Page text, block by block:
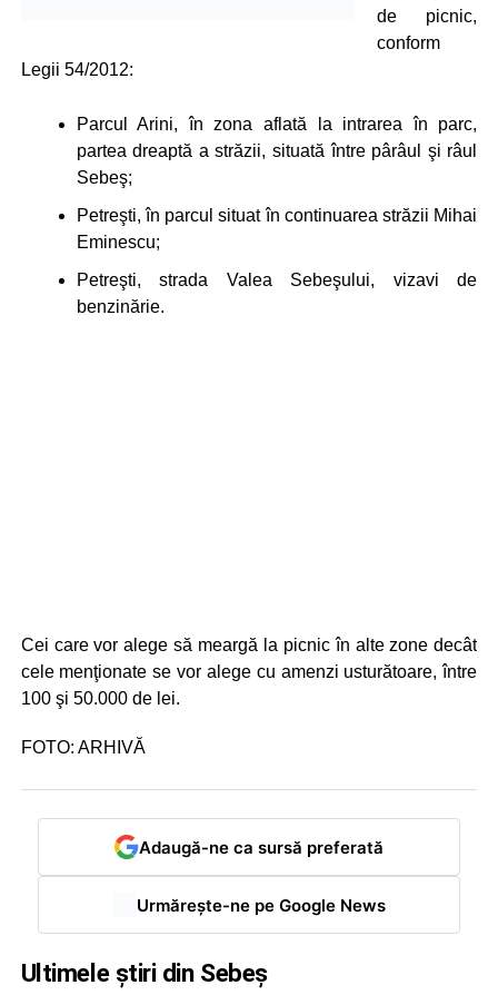
de picnic,
conform
Legii 54/2012:
Parcul Arini, în zona aflată la intrarea în parc,
partea dreaptă a străzii, situată între pârâul şi râul
Sebeş;
Petreşti, în parcul situat în continuarea străzii Mihai
Eminescu;
Petreşti, strada Valea Sebeşului, vizavi de
benzinărie.
Cei care vor alege să meargă la picnic în alte zone decât
cele menţionate se vor alege cu amenzi usturătoare, între
100 şi 50.000 de lei.
FOTO: ARHIVĂ
Adaugă-ne ca sursă preferată
Urmărește-ne pe Google News
Ultimele știri din Sebeș